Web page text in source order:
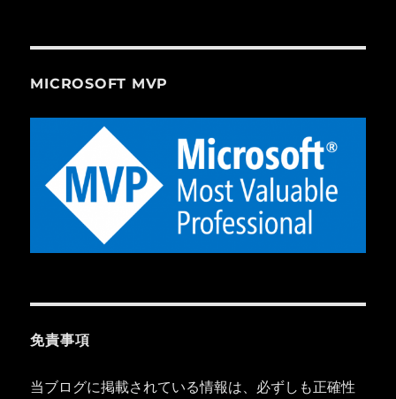
MICROSOFT MVP
免責事項
当ブログに掲載されている情報は、必ずしも正確性